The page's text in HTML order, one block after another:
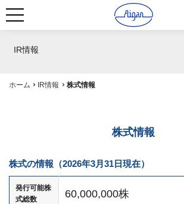
IR情報
ホーム IR情報 株式情報
株式情報
株式の情報（2026年3月31日現在）
発行可能株
式総数
60,000,000株